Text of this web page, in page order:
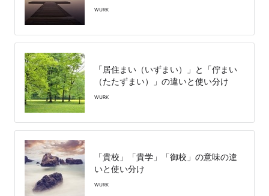
WURK
「居住まい（いずまい）」と「佇まい
（たたずまい）」の違いと使い分け
WURK
「貴校」「貴学」「御校」の意味の違
いと使い分け
WURK